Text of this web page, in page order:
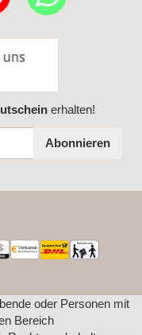
erhalten!
Abonnieren
oder Personen mit
Bereich